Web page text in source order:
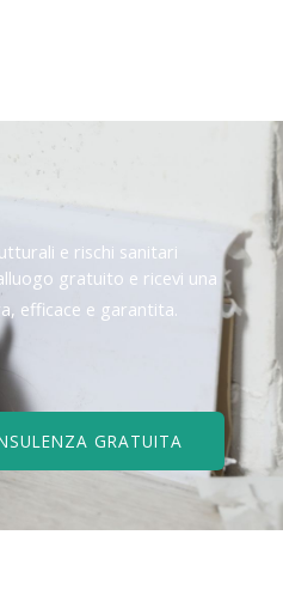
e rischi sanitari
gratuito e ricevi una
efficace e garantita.
GRATUITA